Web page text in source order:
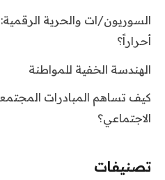
السوريون/ات والحرية
أحراراً؟
الهندسة الخفية للمواطنة
كيف تساهم المبادرات
الاجتماعي؟
تصنيفات